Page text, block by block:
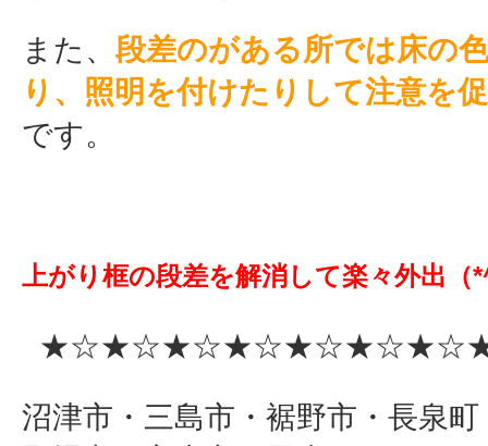
また、 段差のがある所では床の
り、照明を付けたりして注意を
です。
上がり框の段差を解消して楽々外出（
沼津市・三島市・裾野市・長泉